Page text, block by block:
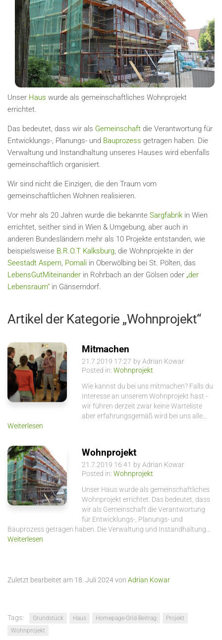
Unser Haus wurde als gemeinschaftliches Wohnprojekt
errichtet.
Das bedeutet, dass wir als Gemeinschaft die Verantwortung für
Entwicklungs-, Planungs- und Bauprozess getragen haben. Die
Verwaltung und Instandhaltung unseres Hauses wird ebenfalls
gemeinschaftlich organisiert.
Wir sind nicht die Einzigen, die den Traum vom
gemeinschaftlichen Wohnen realisieren.
Vor mehr als 20 Jahren wurde die bekannte Sargfabrik in Wien
errichtet, seither sind in Wien & Umgebung, aber auch in
anderen Bundesländern mehr als 10 Projekte entstanden, wie
beispielsweise B.R.O.T Kalksburg, die Wohnprojekte in der
Seestadt Aspern, Pomali in Oberwölbing bei St. Pölten, das
LebensGutMiteinander in Rohrbach an der Gölsen oder „der
Lebensraum“ in Gänserndorf.
Artikel der Kategorie „Wohnprojekt“
Mitmachen
21.7.2019 17:27 by Adrian Kowar
Posted in: Wohnprojekt
Wie kannst du bei uns mitmachen? Falls du
Interesse an unserem Wohnprojekt hast -
wir führen derzeit zwar keine Warteliste
aber erfahrungsgemäß wird bei uns alle…
Weiterlesen
Wohnprojekt
21.7.2019 16:41 by Adrian Kowar
Posted in: Wohnprojekt
Unser Haus wurde als gemeinschaftliches
Wohnprojekt errichtet. Das bedeutet, dass
wir als Gemeinschaft die Verantwortung
für Entwicklungs-, Planungs- und
Bauprozess getragen haben. Die Verwaltung und Instandhaltung…
Weiterlesen
Zuletzt bearbeitet am 18. Juli 2024 von Adrian Kowar
Tags: Grundstück Haus Homepage-Grid-Beitrag
Projekt
Wohnprojekt